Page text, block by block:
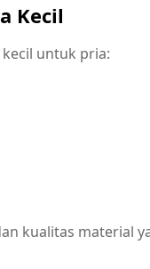
Kecil
untuk pria:
kualitas material